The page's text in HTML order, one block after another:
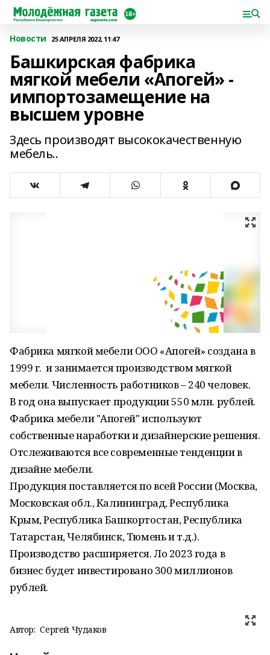
Новости 25 АПРЕЛЯ 2022, 11:47
Башкирская фабрика
мягкой мебели «Апогей» -
импортозамещение на
высшем уровне
Здесь производят высококачественную
мебель..
Фабрика мягкой мебели ООО «Апогей» создана в
1999 г. и занимается производством мягкой
мебели. Численность работников – 240 человек.
В год она выпускает продукции 550 млн. рублей.
Фабрика мебели "Апогей" используют
собственные наработки и дизайнерские решения.
Отслеживаются все современные тенденции в
дизайне мебели.
Продукция поставляется по всей России (Москва,
Московская обл., Калининград, Республика
Крым, Республика Башкортостан, Республика
Татарстан, Челябинск, Тюмень и т.д.).
Производство расширяется. Ло 2023 года в
бизнес будет инвестировано 300 миллионов
рублей.
Автор: Сергей Чудаков